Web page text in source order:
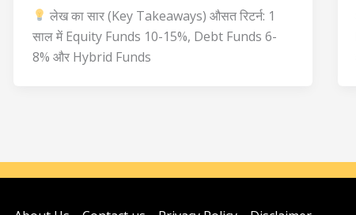
लेख का सार (Key Takeaways) औसत रिटर्न: 1
साल में Equity Funds 10-15%, Debt Funds 6-
8% और Hybrid Funds